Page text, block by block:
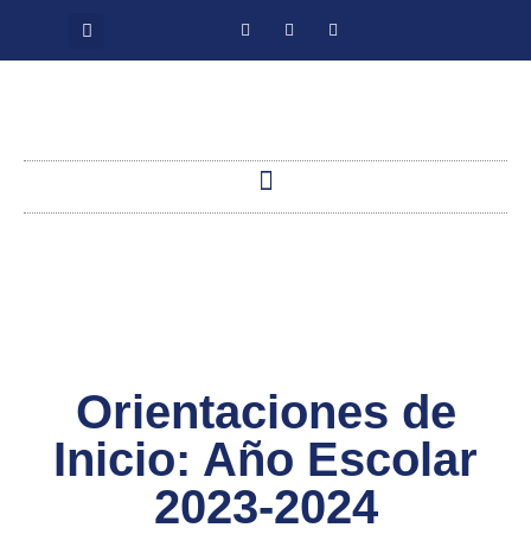
Orientaciones de
Inicio: Año Escolar
2023-2024